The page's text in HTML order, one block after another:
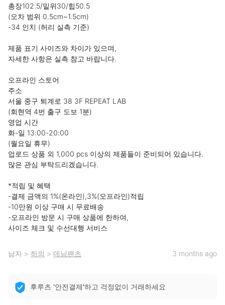
총장102.5/밑위30/힙50.5
(오차 범위 0.5cm~1.5cm)
-34 인치 (허리 실측 기준)
제품 표기 사이즈와 차이가 있으며,
자세한 사항은 실측 참고 바랍니다.
오프라인 스토어
주소
서울 중구 퇴계로 38 3F REPEAT LAB
(회현역 4번 출구 도보 1분)
영업 시간
화-일 13:00-20:00
(월요일 휴무)
업로드 상품 외 1,000 pcs 이상의 제품들이 준비되어 있습니다.
많은 관심 부탁드리겠습니다.
*적립 및 혜택
-결제 금액의 1%(온라인),3%(오프라인)적립
-10만원 이상 구매 시 무료배송
-오프라인 방문 시 구매 상품에 한하여,
사이즈 체크 및 수선대행 서비스
남자 > 하의 > 데님팬츠 3 months ago
후루츠 '안전결제'하고 걱정없이 거래하세요